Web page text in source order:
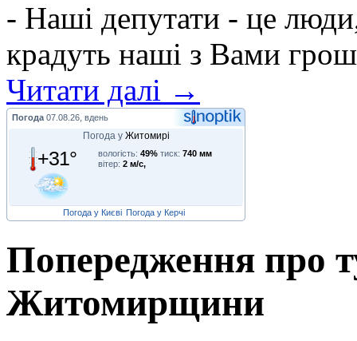
- Наші депутати - це
крадуть наші з Вами
Читати далі →
Погода 07.08.26, вдень
Погода у Житомирі
+31° вологість: 49% тиск: 740 мм
вітер: 2 м/с,
Погода у Києві Погода у Керчі
Попередження про
Житомирщини